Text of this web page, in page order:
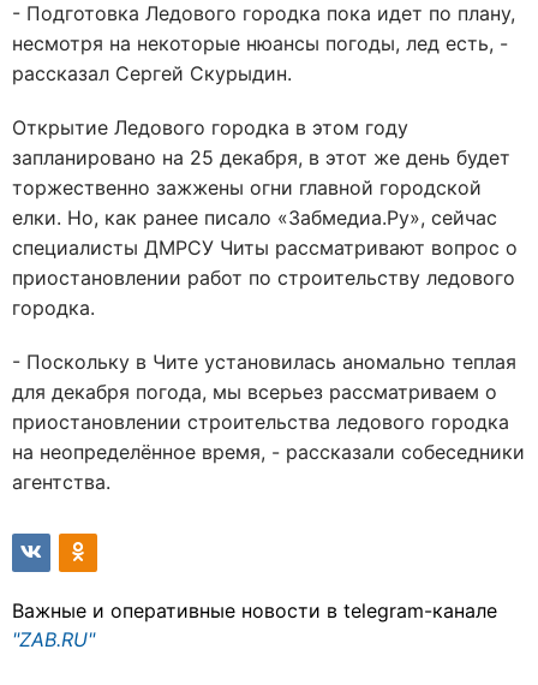
- Подготовка Ледового городка пока идет по плану,
несмотря на некоторые нюансы погоды, лед есть, -
рассказал Сергей Скурыдин.
Открытие Ледового городка в этом году
запланировано на 25 декабря, в этот же день будет
торжественно зажжены огни главной городской
елки. Но, как ранее писало «Забмедиа.Ру», сейчас
специалисты ДМРСУ Читы рассматривают вопрос о
приостановлении работ по строительству ледового
городка.
- Поскольку в Чите установилась аномально теплая
для декабря погода, мы всерьез рассматриваем о
приостановлении строительства ледового городка
на неопределённое время, - рассказали собеседники
агентства.
Важные и оперативные новости в telegram-канале
"ZAB.RU"